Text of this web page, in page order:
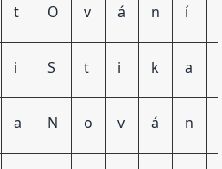
t O v á n í
i S t i k a
a N o v á n